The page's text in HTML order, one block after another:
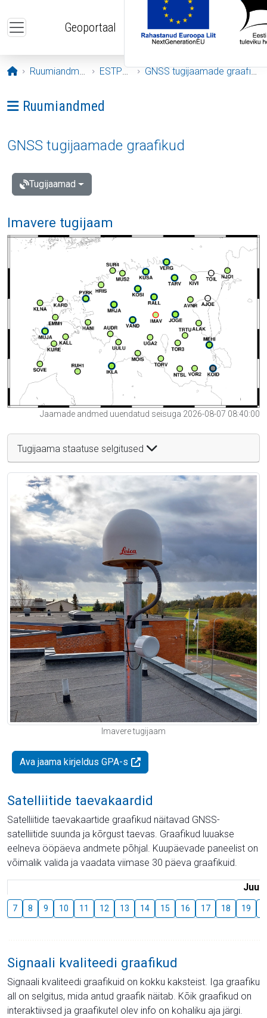
Geoportaal
Avaleht
Ruumiandmed ESTPOS GNSS tugijaamade graafikud
Ava menüü: Ruumiandmed
Ruumiandmed
GNSS tugijaamade graafikud
Tugijaamad
Imavere tugijaam
Jaamade andmed uuendatud seisuga 2026-08-07 08:40:00
Tugijaama staatuse selgitused
Imavere tugijaam
Ava jaama kirjeldus GPA-s
Satelliitide taevakaardid
Satelliitide taevakaartide graafikud näitavad GNSS-
satelliitide suunda ja kõrgust taevas. Graafikud luuakse
eelneva ööpäeva andmete põhjal. Kuupäevade paneelist on
võimalik valida ja vaadata viimase 30 päeva graafikuid.
Juuli
7 8 9 10 11 12 13 14 15 16 17 18 19
Signaali kvaliteedi graafikud
Signaali kvaliteedi graafikuid on kokku kaksteist. Iga graafiku
all on selgitus, mida antud graafik näitab. Kõik graafikud on
interaktiivsed ja graafikutel olev info on kohaliku aja järgi.